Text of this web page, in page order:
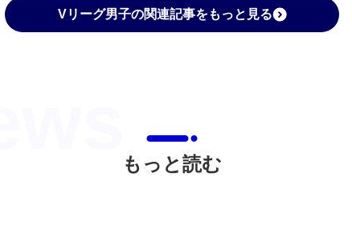
Vリーグ男子の関連記事をもっと見る
もっと読む